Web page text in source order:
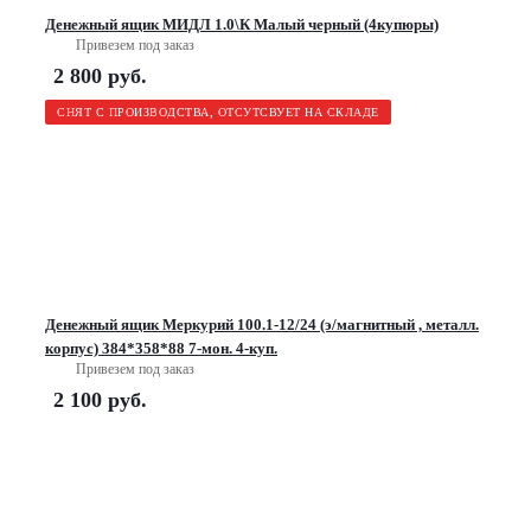
Денежный ящик МИДЛ 1.0\К Малый черный (4купюры)
Привезем под заказ
2 800 руб.
СНЯТ С ПРОИЗВОДСТВА, ОТСУТСВУЕТ НА СКЛАДЕ
Денежный ящик Меркурий 100.1-12/24 (э/магнитный , металл.
корпус) 384*358*88 7-мон. 4-куп.
Привезем под заказ
2 100 руб.